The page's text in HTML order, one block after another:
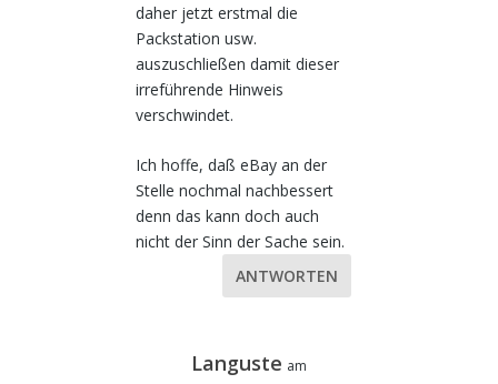
daher jetzt erstmal die
Packstation usw.
auszuschließen damit dieser
irreführende Hinweis
verschwindet.
Ich hoffe, daß eBay an der
Stelle nochmal nachbessert
denn das kann doch auch
nicht der Sinn der Sache sein.
ANTWORTEN
Languste am